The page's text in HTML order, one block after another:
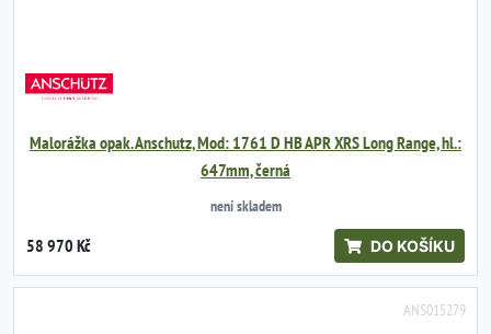
Malorážka opak. Anschutz, Mod: 1761 D HB APR XRS Long Range, hl.:
647mm, černá
není skladem
58 970 Kč DO KOŠÍKU
ANS015279